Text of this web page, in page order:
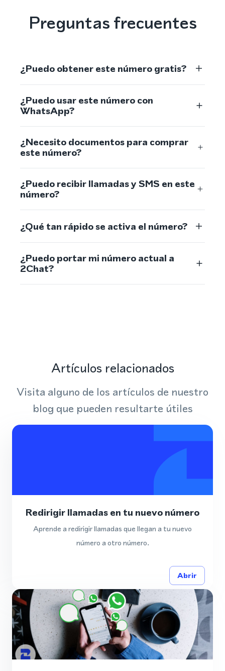
Preguntas frecuentes
¿Puedo obtener este número gratis?
¿Puedo usar este número con
WhatsApp?
¿Necesito documentos para comprar
este número?
¿Puedo recibir llamadas y SMS en este
número?
¿Qué tan rápido se activa el número?
¿Puedo portar mi número actual a
2Chat?
Artículos relacionados
Visita alguno de los artículos de nuestro
blog que pueden resultarte útiles
Redirigir llamadas en tu nuevo número
Aprende a redirigir llamadas que llegan a tu nuevo
número a otro número.
Abrir